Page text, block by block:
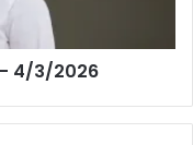
4/3/2026